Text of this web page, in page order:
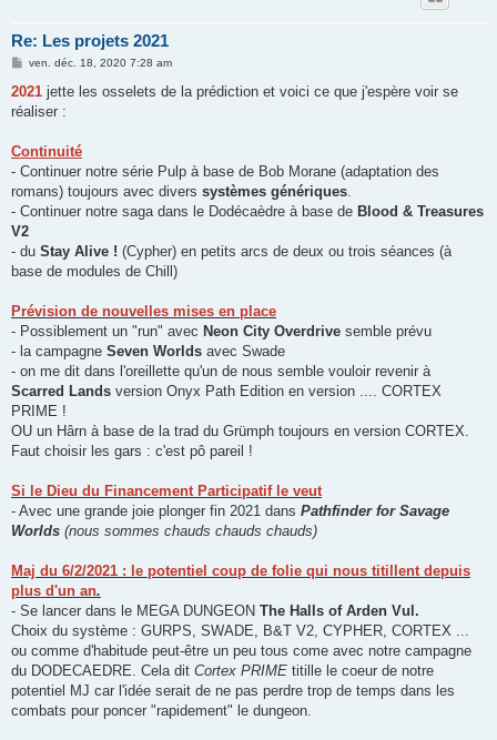
Re: Les projets 2021
M
s
a
ven. déc. 18, 2020 7:28 am
2021 jette les osselets de la prédiction et voici ce que j'espère voir se
réaliser :
Continuité
- Continuer notre série Pulp à base de Bob Morane (adaptation des
romans) toujours avec divers systèmes génériques
- Continuer notre saga dans le Dodécaèdre à base de Blood & Treasures
V2
- du Stay Alive ! (Cypher) en petits arcs de deux ou trois séances (à
base de modules de Chill)
Prévision de nouvelles mises en place
- Possiblement un "run" avec Neon City Overdrive semble prévu
- la campagne Seven Worlds avec Swade
- on me dit dans l'oreillette qu'un de nous semble vouloir revenir à
Scarred Lands version Onyx Path Edition en version .... CORTEX
PRIME !
OU un Hârn à base de la trad du Grümph toujours en version CORTEX.
Faut choisir les gars : c'est pô pareil !
Si le Dieu du Financement Participatif le veut
- Avec une grande joie plonger fin 2021 dans Pathfinder for Savage
Worlds (nous sommes chauds chauds chauds)
Maj du 6/2/2021 : le potentiel coup de folie qui nous titillent depuis
plus d'un an.
- Se lancer dans le MEGA DUNGEON The Halls of Arden Vul.
Choix du système : GURPS, SWADE, B&T V2, CYPHER, CORTEX ...
ou comme d'habitude peut-être un peu tous come avec notre campagne
du DODECAEDRE. Cela dit Cortex PRIME titille le coeur de notre
potentiel MJ car l'idée serait de ne pas perdre trop de temps dans les
combats pour poncer "rapidement" le dungeon.